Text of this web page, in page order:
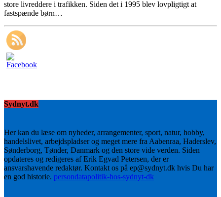
store livreddere i trafikken. Siden det i 1995 blev lovpligtigt at
fastspænde børn…
Sydnyt.dk
Her kan du læse om nyheder, arrangementer, sport, natur, hobby,
handelslivet, arbejdspladser og meget mere fra Aabenraa, Haderslev,
Sønderborg, Tønder, Danmark og den store vide verden. Siden
opdateres og redigeres af Erik Egvad Petersen, der er
ansvarshavende redaktør. Kontakt os på ep@sydnyt.dk hvis Du har
en god historie. persondatapolitik-hos-sydnyt-dk